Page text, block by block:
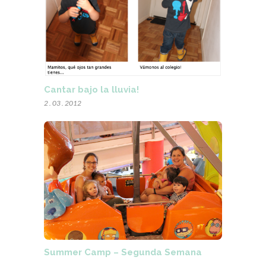
Cantar bajo la lluvia!
2 . 03 . 2012
Summer Camp – Segunda Semana